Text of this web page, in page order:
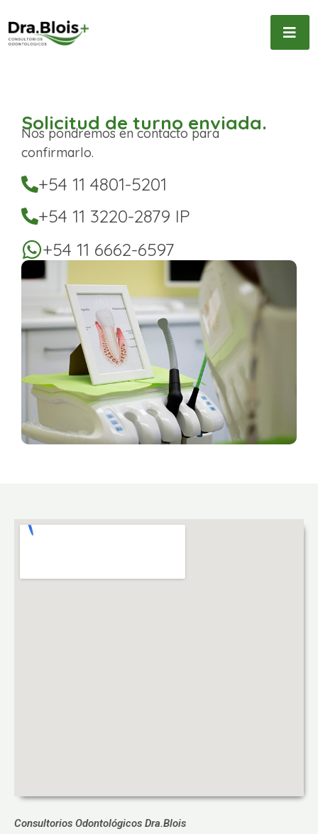
Solicitud de turno enviada.
Nos pondremos en contacto para
confirmarlo.
+54 11 4801-5201
+54 11 3220-2879 IP
+54 11 6662-6597
Consultorios Odontológicos Dra.Blois